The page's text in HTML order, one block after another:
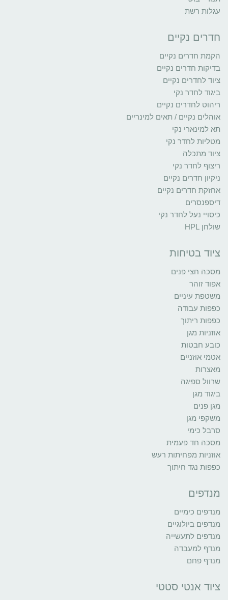
עגלות רשת
חדרים נקיים
הקמת חדרים נקיים
בדיקות חדרים נקיים
ציוד לחדרים נקיים
ביגוד לחדר נקי
ריהוט לחדרים נקיים
אוהלים נקיים / תאים למינריים
תא למינארי נקי
מטליות לחדר נקי
ציוד מתכלה
ריצוף לחדר נקי
ניקיון חדרים נקיים
אחזקת חדרים נקיים
דיספנסרים
כיסויי נעל לחדר נקי
שולחן HPL
ציוד בטיחות
מסכה חצי פנים
אפוד זוהר
משטפת עיניים
כפפות עבודה
כפפות ריתוך
אוזניות מגן
כובע חבטות
אטמי אוזניים
מאצרות
שרוול ספיגה
ביגוד מגן
מגן פנים
משקפי מגן
סרבל כימי
מסכה חד פעמית
אוזניות מפחיתות רעש
כפפות נגד חיתוך
מנדפים
מנדפים כימיים
מנדפים ביולוגיים
מנדפים לתעשייה
מנדף למעבדה
מנדף פחם
ציוד אנטי סטטי